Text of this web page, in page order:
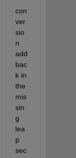
con
ver
sio
n
add
bac
k in
the
mis
sin
g
lea
p
sec